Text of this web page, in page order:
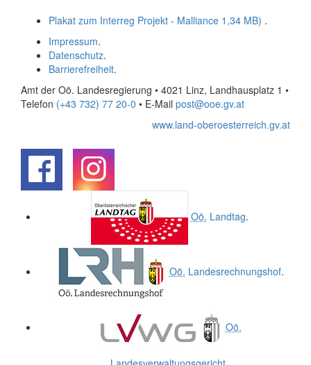
Plakat zum Interreg Projekt - Malliance 1,34 MB) .
Impressum.
Datenschutz.
Barrierefreiheit.
Amt der Oö. Landesregierung • 4021 Linz, Landhausplatz 1 •
Telefon (+43 732) 77 20-0 • E-Mail post@ooe.gv.at
www.land-oberoesterreich.gv.at
Oö. Landtag.
Oö. Landesrechnungshof.
Oö.